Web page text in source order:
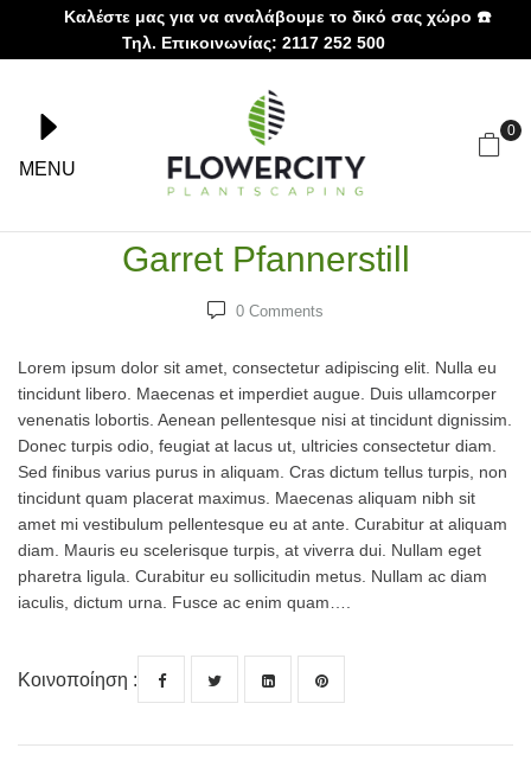
Καλέστε μας για να αναλάβουμε το δικό σας χώρο ☎️
Τηλ. Επικοινωνίας: 2117 252 500
MENU
0
Garret Pfannerstill
0 Comments
Lorem ipsum dolor sit amet, consectetur adipiscing elit. Nulla eu
tincidunt libero. Maecenas et imperdiet augue. Duis ullamcorper
venenatis lobortis. Aenean pellentesque nisi at tincidunt dignissim.
Donec turpis odio, feugiat at lacus ut, ultricies consectetur diam.
Sed finibus varius purus in aliquam. Cras dictum tellus turpis, non
tincidunt quam placerat maximus. Maecenas aliquam nibh sit
amet mi vestibulum pellentesque eu at ante. Curabitur at aliquam
diam. Mauris eu scelerisque turpis, at viverra dui. Nullam eget
pharetra ligula. Curabitur eu sollicitudin metus. Nullam ac diam
iaculis, dictum urna. Fusce ac enim quam….
Κοινοποίηση :